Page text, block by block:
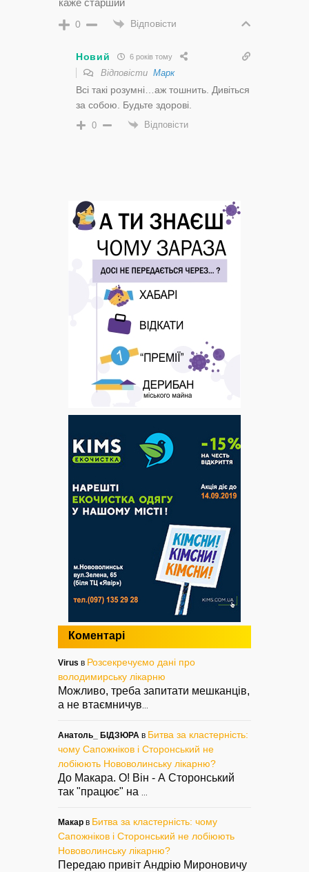
0 Відповісти
Новий 6 років тому
Відповісти Марк
Всі такі розумні…аж тошнить. Дивіться
за собою. Будьте здорові.
0 Відповісти
Коментарі
Virus в Розсекречуємо дані про
володимирську лікарню
Можливо, треба запитати мешканців,
а не втаємничув...
Анатоль_ БІДЗЮРА в Битва за кластерність:
чому Сапожніков і Сторонський не
лобіюють Нововолинську лікарню?
До Макара. О! Він - А Сторонський
так "працює" на ...
Макар в Битва за кластерність: чому
Сапожніков і Сторонський не лобіюють
Нововолинську лікарню?
Передаю привіт Андрію Мироновичу